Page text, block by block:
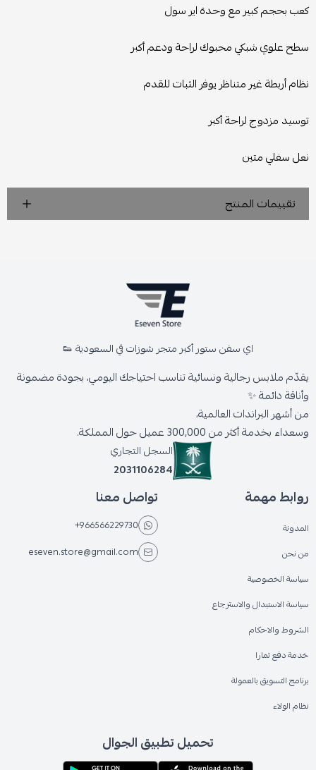
كعب بحجم كبير مع وحدة اير سول
سطح علوي شبكي محبوك لراحة ودعم أكبر
نظام أربطة غير متناظر يوفر الثبات للقدم
توسيد مزدوج لراحة أكبر
نعل سفلي متين
تقييمات المنتج
اي سفن ستور أكبر متجر شوزات في السعودية 👟
يقدّم ملابس رجالية ونسائية تناسب احتياجك اليومي، بجودة مضمونة
وأناقة دائمة ✨
من أشهر البراندات العالمية،
وسعداء بخدمة أكثر من 300,000 عميل حول المملكة.
السجل التجاري
2031106284
روابط مهمة
المدونة
من نحن
سياسة الخصوصية
سياسة الاستبدال والاسترجاع
الشروط والاحكام
خدمة دفع تمارا
برنامج التسويق بالعمولة
نظام الولاء
تواصل معنا
+966566229730
eseven.store@gmail.com
تحميل تطبيق الجوال